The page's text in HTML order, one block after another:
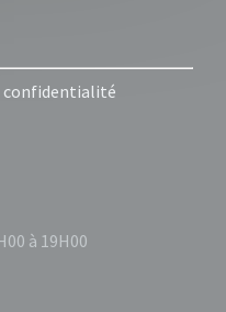
confidentialité
à 19H00